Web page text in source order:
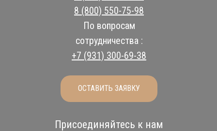
8 (800) 550-75-98
По вопросам
сотрудничества :
+7 (931) 300-69-38
Присоединяйтесь к нам
ОСТАВИТЬ ЗАЯВКУ